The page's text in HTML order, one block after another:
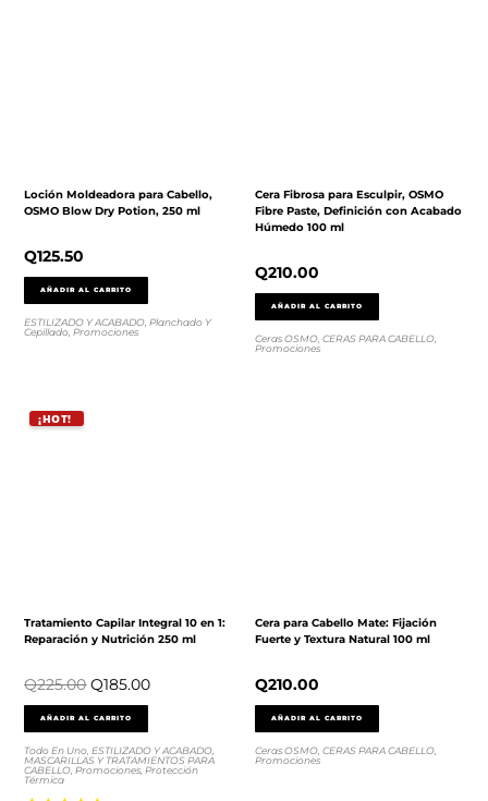
Loción Moldeadora para Cabello,
OSMO Blow Dry Potion, 250 ml
Q125.50
AÑADIR AL CARRITO
ESTILIZADO Y ACABADO Planchado Y
Cepillado Promociones
Cera Fibrosa para Esculpir, OSMO
Fibre Paste, Definición con Acabado
Húmedo 100 ml
Q210.00
AÑADIR AL CARRITO
Ceras OSMO CERAS PARA CABELLO
Promociones
Tratamiento Capilar Integral 10 en 1:
Reparación y Nutrición 250 ml
Q225.00 Q185.00
AÑADIR AL CARRITO
Todo En Uno ESTILIZADO Y ACABADO
MASCARILLAS Y TRATAMIENTOS PARA
CABELLO Promociones Protección
Térmica
Cera para Cabello Mate: Fijación
Fuerte y Textura Natural 100 ml
Q210.00
AÑADIR AL CARRITO
Ceras OSMO CERAS PARA CABELLO
Promociones